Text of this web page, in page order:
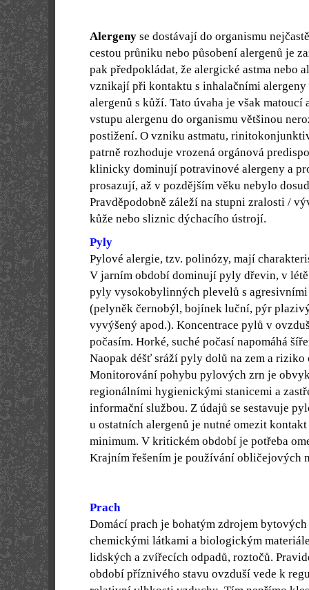
Alergeny se dostávají do organismu
cestou průniku nebo působení alergenů je
pak předpokládat, že alergické astma nebo
vznikají při kontaktu s inhalačními
alergenů s kůží. Tato úvaha je však matoucí
vstupu alergenu do organismu většinou
postižení. O vzniku astmatu,
patrně rozhoduje vrozená orgánová
klinicky dominují potravinové alergeny a
prosazují, až v pozdějším věku nebylo
Pravděpodobně záleží na stupni zralosti /
kůže nebo sliznic dýchacího ústrojí.
Pyly
Pylové alergie, tzv. polinózy, mají
V jarním období dominují pyly dřevin, v
pyly vysokobylinných plevelů s
(pelyněk černobýl, bojínek luční, pýr
vyvýšený apod.). Koncentrace pylů v
počasím. Horké, suché počasí napomáhá
Naopak déšť sráží pyly dolů na zem a
Monitorování pohybu pylových zrn je
regionálními hygienickými stanicemi a
informační službou. Z údajů se sestavuje
u ostatních alergenů je nutné omezit
minimum. V kritickém období je potřeba
Krajním řešením je používání obličejových
Prach
Domácí prach je bohatým zdrojem
chemickými látkami a biologickým
lidských a zvířecích odpadů, roztočů.
období příznivého stavu ovzduší vede k